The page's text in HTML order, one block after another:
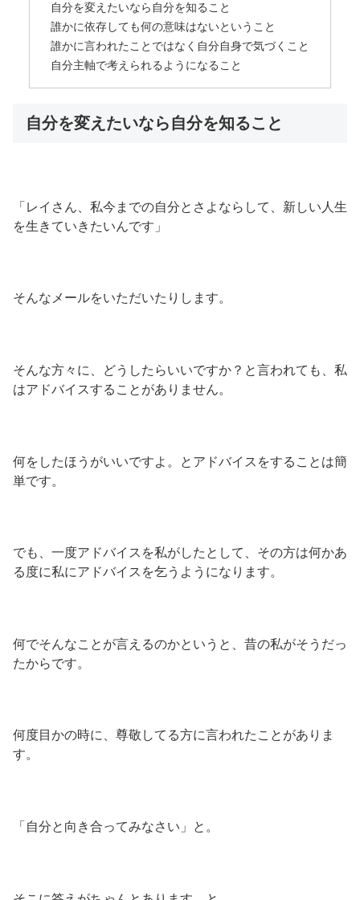
自分を変えたいなら自分を知ること
誰かに依存しても何の意味はないということ
誰かに言われたことではなく自分自身で気づくこと
自分主軸で考えられるようになること
自分を変えたいなら自分を知ること
「レイさん、私今までの自分とさよならして、新しい人生
を生きていきたいんです」
そんなメールをいただいたりします。
そんな方々に、どうしたらいいですか？と言われても、私
はアドバイスすることがありません。
何をしたほうがいいですよ。とアドバイスをすることは簡
単です。
でも、一度アドバイスを私がしたとして、その方は何かあ
る度に私にアドバイスを乞うようになります。
何でそんなことが言えるのかというと、昔の私がそうだっ
たからです。
何度目かの時に、尊敬してる方に言われたことがありま
す。
「自分と向き合ってみなさい」と。